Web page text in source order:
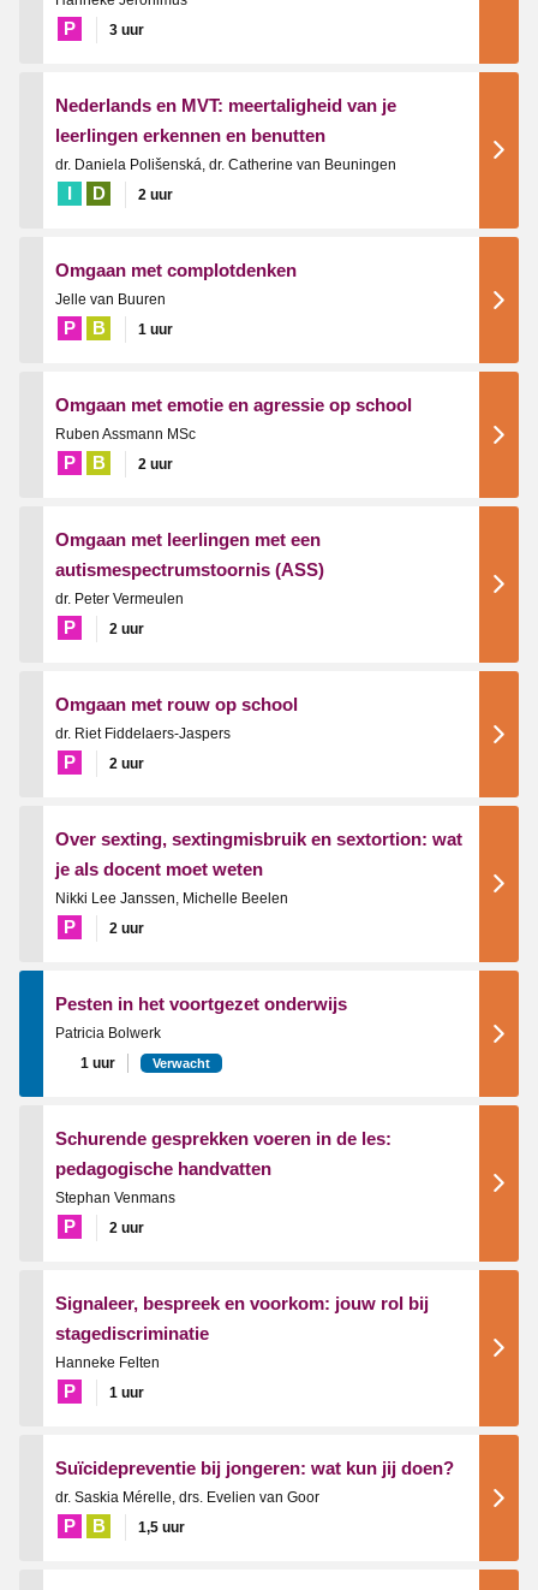
P 3 uur
Nederlands en MVT: meertaligheid van je
leerlingen erkennen en benutten
dr. Daniela Polišenská, dr. Catherine van Beuningen
I D 2 uur
Omgaan met complotdenken
Jelle van Buuren
P B 1 uur
Omgaan met emotie en agressie op school
Ruben Assmann MSc
P B 2 uur
Omgaan met leerlingen met een
autismespectrumstoornis (ASS)
dr. Peter Vermeulen
P 2 uur
Omgaan met rouw op school
dr. Riet Fiddelaers-Jaspers
P 2 uur
Over sexting, sextingmisbruik en sextortion: wat
je als docent moet weten
Nikki Lee Janssen, Michelle Beelen
P 2 uur
Pesten in het voortgezet onderwijs
Patricia Bolwerk
1 uur
Verwacht
Schurende gesprekken voeren in de les:
pedagogische handvatten
Stephan Venmans
P 2 uur
Signaleer, bespreek en voorkom: jouw rol bij
stagediscriminatie
Hanneke Felten
P 1 uur
Suïcidepreventie bij jongeren: wat kun jij doen?
dr. Saskia Mérelle, drs. Evelien van Goor
P B 1,5 uur